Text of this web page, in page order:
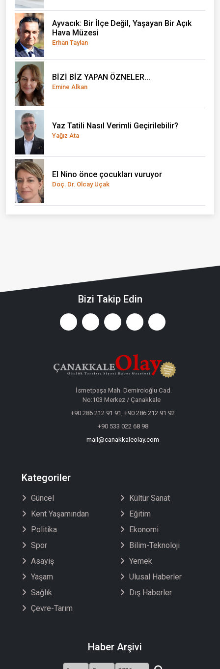
Ayvacık: Bir İlçe Değil, Yaşayan Bir Açık
Hava Müzesi
Erhan Taylan
BİZİ BİZ YAPAN ÖZNELER...
Emine Alkan
Yaz Tatili Nasıl Verimli Geçirilebilir?
Yağız Ata
El Nino önce çocukları vuruyor
Doç. Dr. Olcay Uçak
Bizi Takip Edin
İsmetpaşa Mah. Demircioğlu Cad.
No:103 Merkez / Çanakkale
+90 286 212 91 91, +90 286 212 91 92
+90 533 022 68 98
mail@canakkaleolay.com
Kategoriler
Güncel
Kent Yaşamından
Politika
Spor
Asayiş
Yaşam
Sağlık
Çevre-Tarım
Kültür Sanat
Eğitim
Ekonomi
Bilim-Teknoloji
Yemek
Ulusal Haberler
Dış Haberler
Haber Arşivi